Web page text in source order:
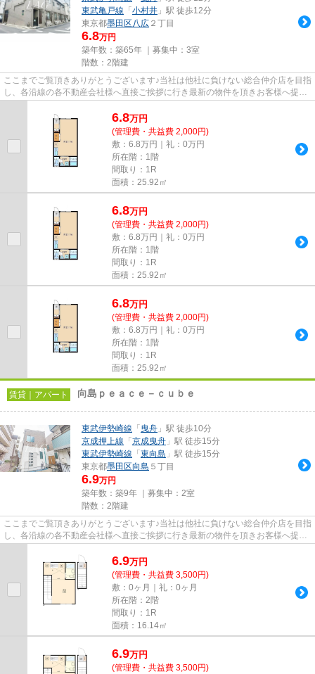
東武亀戸線 「 小村井 」駅 徒歩12分
東京都墨田区八広 ２丁目
6.8万円
築年数：築65年 ｜募集中： 3室
階数：2階建
ここまでご覧頂きありがとうございます♪当社は他社に負けない総合仲介店を目指
し、各沿線の各不動産会社様へ直接ご挨拶に行き最新の物件を頂きお客様へ提供
6.8万円
(管理費・共益費 2,000円)
敷：6.8万円｜礼：0万円
所在階：1階
間取り：1R
面積：25.92㎡
6.8万円
(管理費・共益費 2,000円)
敷：6.8万円｜礼：0万円
所在階：1階
間取り：1R
面積：25.92㎡
6.8万円
(管理費・共益費 2,000円)
敷：6.8万円｜礼：0万円
所在階：1階
間取り：1R
面積：25.92㎡
賃貸｜アパート 向島ｐｅａｃｅ－ｃｕｂｅ
東武伊勢崎線 「 曳舟 」駅 徒歩10分
京成押上線 「 京成曳舟 」駅 徒歩15分
東武伊勢崎線 「 東向島 」駅 徒歩15分
東京都墨田区向島 ５丁目
6.9万円
築年数：築9年 ｜募集中： 2室
階数：2階建
ここまでご覧頂きありがとうございます♪当社は他社に負けない総合仲介店を目指
し、各沿線の各不動産会社様へ直接ご挨拶に行き最新の物件を頂きお客様へ提供
6.9万円
(管理費・共益費 3,500円)
敷：0ヶ月｜礼：0ヶ月
所在階：2階
間取り：1R
面積：16.14㎡
6.9万円
(管理費・共益費 3,500円)